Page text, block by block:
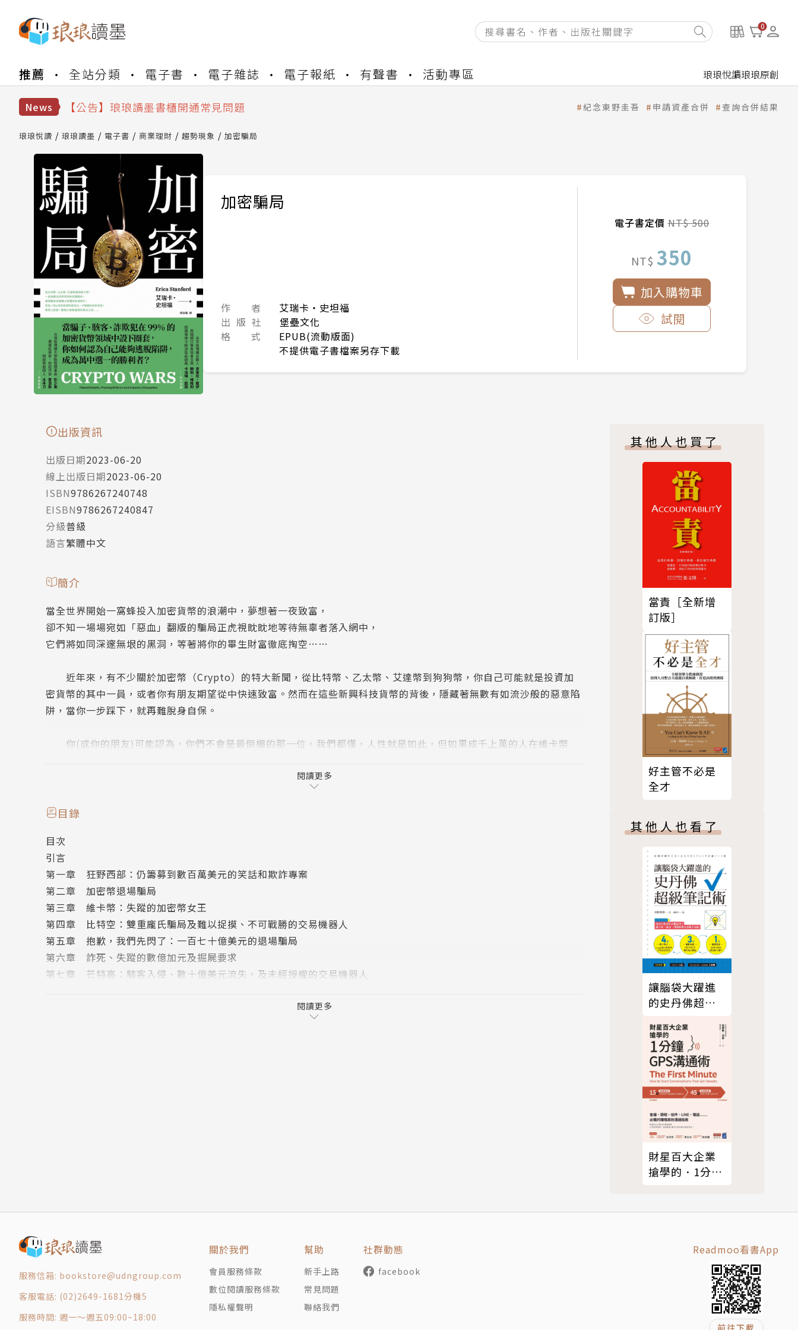
0
推薦 全站分類 電子書 電子雜誌 電子報紙 有聲書 活動專區 琅琅悅讀琅琅原創
News
【公告】因 Readmoo 讀墨系統維護中，本站同步暫停部分閱讀服務
【公告】琅琅讀墨書櫃開通常見問題
【公告】琅琅書店服務升級重要說明及資產合併結果查詢
【公告】因 Readmoo 讀墨系統維護中，本站同步暫停部分閱讀服務
紀念東野圭吾 申請資產合併 查詢合併結果
琅琅悅讀 琅琅讀墨 電子書 商業理財 趨勢現象 加密騙局
加密騙局
作 者
艾瑞卡‧史坦福
出 版 社
堡壘文化
格 式
EPUB(流動版面)
不提供電子書檔案另存下載
電子書定價NT$ 500
NT$ 350
加入購物車
試閱
出版資訊
出版日期2023-06-20
線上出版日期2023-06-20
ISBN9786267240748
EISBN9786267240847
分級普級
語言繁體中文
簡介
當全世界開始一窩蜂投入加密貨幣的浪潮中，夢想著一夜致富，
卻不知一場場宛如「惡血」翻版的騙局正虎視眈眈地等待無辜者落入網中，
它們將如同深邃無垠的黑洞，等著將你的畢生財富徹底掏空……
近年來，有不少關於加密幣（Crypto）的特大新聞，從比特幣、乙太幣、艾達幣到狗狗幣，你自己可能就是投資加
密貨幣的其中一員，或者你有朋友期望從中快速致富。然而在這些新興科技貨幣的背後，隱藏著無數有如流沙般的惡意陷
阱，當你一步踩下，就再難脫身自保。
你(或你的朋友)可能認為，你們不會是最倒楣的那一位，我們都懂，人性就是如此，但如果成千上萬的人在維卡幣
而臭名昭彰，那你怎麼還能夠認為你投資在加密貨幣上的金錢會是安全的呢？
要知道，維卡幣絕對不是唯一的例子，知名加密幣專家艾瑞卡‧史坦福便揭示了一些令人震驚的騙局，它們影響全球
的背後故事提供獨家內幕，揭露這些加密貨幣江湖騙子的離奇惡作劇和殘酷的退場策略。
除此之外，艾瑞卡將提出經常被誤解的全面性市場操控計劃、不受管束的流程，以及新的採集技術如何被利用以創造
粗糙且充滿惡意的加密貨幣，它們甚至是由一些名不見經傳的角色所經營，這些經營者沒有深厚的專業知識，只有滿懷惡
意的騙局規劃，而艾瑞卡也將揭開這些市場醜聞、解開加密系統背後的運作，並幫助你更加了解這個潛在徹底改變銀行業
的新科技。
作者簡介
閱讀更多
目錄
目次
引言
第一章 狂野西部：仍籌募到數百萬美元的笑話和欺詐專案
第二章 加密幣退場騙局
第三章 維卡幣：失蹤的加密幣女王
第四章 比特空：雙重龐氏騙局及難以捉摸、不可戰勝的交易機器人
第五章 抱歉，我們先閃了：一百七十億美元的退場騙局
第六章 詐死、失蹤的數億加元及掘屍要求
第七章 芒特高：駭客入侵、數十億美元流失，及未經授權的交易機器人
第九章 市場操縱：加密幣拉高倒貨（pump and dump）騙局
閱讀更多
其他人也買了
當責［全新增
訂版］
好主管不必是
全才
其他人也看了
讓腦袋大躍進
的史丹佛超級
財星百大企業
搶學的．1分鐘
服務信箱: bookstore@udngroup.com
客服電話: (02)2649-1681分機5
服務時間: 週一～週五09:00~18:00
關於我們
會員服務條款
數位閱讀服務條款
隱私權聲明
幫助
新手上路
常見問題
聯絡我們
社群動態
facebook
Readmoo看書App
前往下載